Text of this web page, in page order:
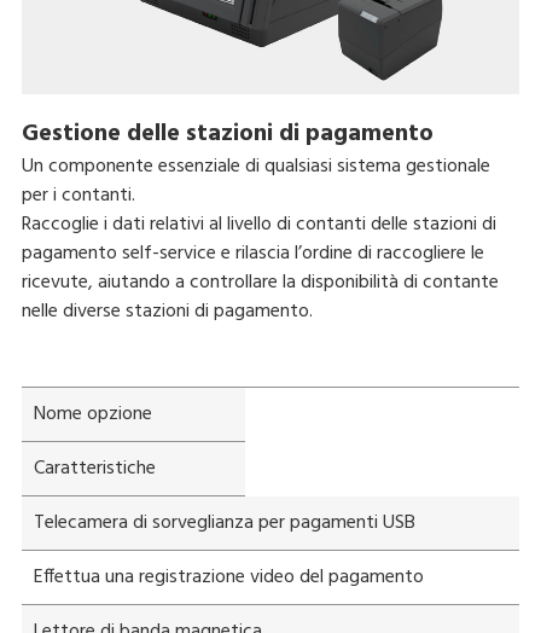
Gestione delle stazioni di pagamento
Un componente essenziale di qualsiasi sistema gestionale
per i contanti.
Raccoglie i dati relativi al livello di contanti delle stazioni di
pagamento self-service e rilascia l’ordine di raccogliere le
ricevute, aiutando a controllare la disponibilità di contante
nelle diverse stazioni di pagamento.
Nome opzione
Caratteristiche
Telecamera di sorveglianza per pagamenti USB
Effettua una registrazione video del pagamento